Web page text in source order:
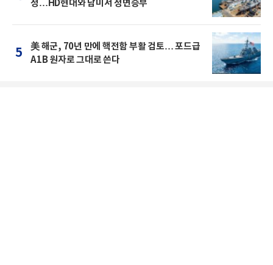
정…HD현대와 남미서 정면승부
5
美 해군, 70년 만에 핵전함 부활 검토… 포드급
A1B 원자로 그대로 쓴다